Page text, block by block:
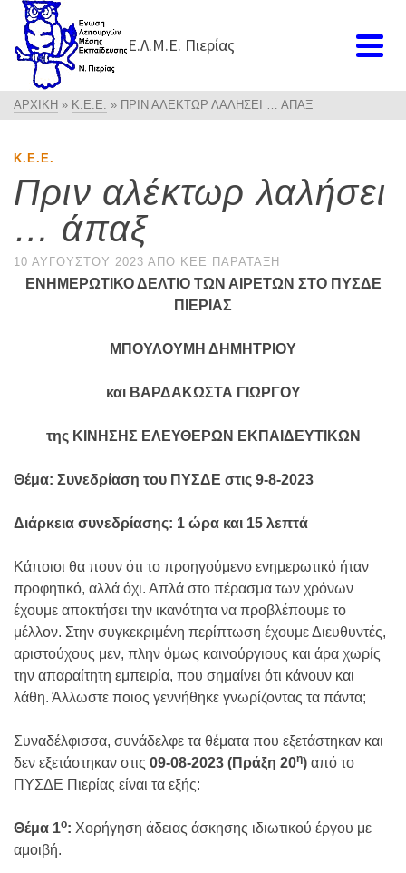
Ε.Λ.Μ.Ε. Πιερίας
ΑΡΧΙΚΉ » Κ.Ε.Ε. » ΠΡΙΝ ΑΛΈΚΤΩΡ ΛΑΛΉΣΕΙ … ΆΠΑΞ
Κ.Ε.Ε.
Πριν αλέκτωρ λαλήσει
… άπαξ
10 ΑΥΓΟΎΣΤΟΥ 2023 ΑΠΌ ΚΕΕ ΠΑΡΆΤΑΞΗ
ΕΝΗΜΕΡΩΤΙΚΟ ΔΕΛΤΙΟ ΤΩΝ ΑΙΡΕΤΩΝ ΣΤΟ ΠΥΣΔΕ
ΠΙΕΡΙΑΣ
ΜΠΟΥΛΟΥΜΗ ΔΗΜΗΤΡΙΟΥ
και ΒΑΡΔΑΚΩΣΤΑ ΓΙΩΡΓΟΥ
της ΚΙΝΗΣΗΣ ΕΛΕΥΘΕΡΩΝ ΕΚΠΑΙΔΕΥΤΙΚΩΝ
Θέμα: Συνεδρίαση του ΠΥΣΔΕ στις 9-8-2023
Διάρκεια συνεδρίασης: 1 ώρα και 15 λεπτά
Κάποιοι θα πουν ότι το προηγούμενο ενημερωτικό ήταν
προφητικό, αλλά όχι. Απλά στο πέρασμα των χρόνων
έχουμε αποκτήσει την ικανότητα να προβλέπουμε το
μέλλον. Στην συγκεκριμένη περίπτωση έχουμε Διευθυντές,
αριστούχους μεν, πλην όμως καινούργιους και άρα χωρίς
την απαραίτητη εμπειρία, που σημαίνει ότι κάνουν και
λάθη. Άλλωστε ποιος γεννήθηκε γνωρίζοντας τα πάντα;
Συναδέλφισσα, συνάδελφε τα θέματα που εξετάστηκαν και
δεν εξετάστηκαν στις 09-08-2023 (Πράξη 20η) από το
ΠΥΣΔΕ Πιερίας είναι τα εξής:
Θέμα 1ο: Χορήγηση άδειας άσκησης ιδιωτικού έργου με
αμοιβή.